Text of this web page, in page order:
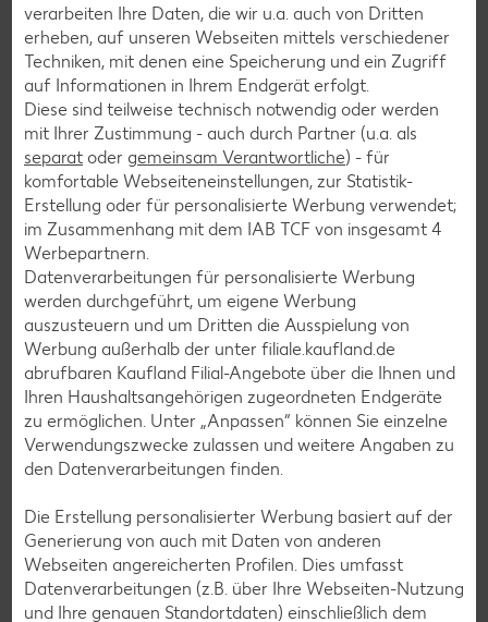
Apfelkuchen-Rezepte
Schokokuchen-Rezepte
Torten-Rezepte
Eis-Rezepte
Pfannkuchen-Rezepte
Plätzchen-Rezepte
Smoothie-Rezepte
Bowle-Rezepte
Cocktail-Rezepte
Avocado-Rezepte
Erdbeer-Rezepte
Blaubeer-Rezepte
Zurück zu allen Rezepten
verarbeiten Ihre Daten, die wir u.a. auch von Dritten
erheben, auf unseren Webseiten mittels verschiedener
Techniken, mit denen eine Speicherung und ein Zugriff
auf Informationen in Ihrem Endgerät erfolgt.
Diese sind teilweise technisch notwendig oder werden
mit Ihrer Zustimmung - auch durch Partner (u.a. als
separat oder gemeinsam Verantwortliche) - für
komfortable Webseiteneinstellungen, zur Statistik-
Erstellung oder für personalisierte Werbung verwendet;
im Zusammenhang mit dem IAB TCF von insgesamt 4
Werbepartnern.
Datenverarbeitungen für personalisierte Werbung
werden durchgeführt, um eigene Werbung
auszusteuern und um Dritten die Ausspielung von
Werbung außerhalb der unter filiale.kaufland.de
abrufbaren Kaufland Filial-Angebote über die Ihnen und
Ihren Haushaltsangehörigen zugeordneten Endgeräte
zu ermöglichen. Unter „Anpassen“ können Sie einzelne
Verwendungszwecke zulassen und weitere Angaben zu
den Datenverarbeitungen finden.
Die Erstellung personalisierter Werbung basiert auf der
Generierung von auch mit Daten von anderen
Webseiten angereicherten Profilen. Dies umfasst
Datenverarbeitungen (z.B. über Ihre Webseiten-Nutzung
und Ihre genauen Standortdaten) einschließlich dem